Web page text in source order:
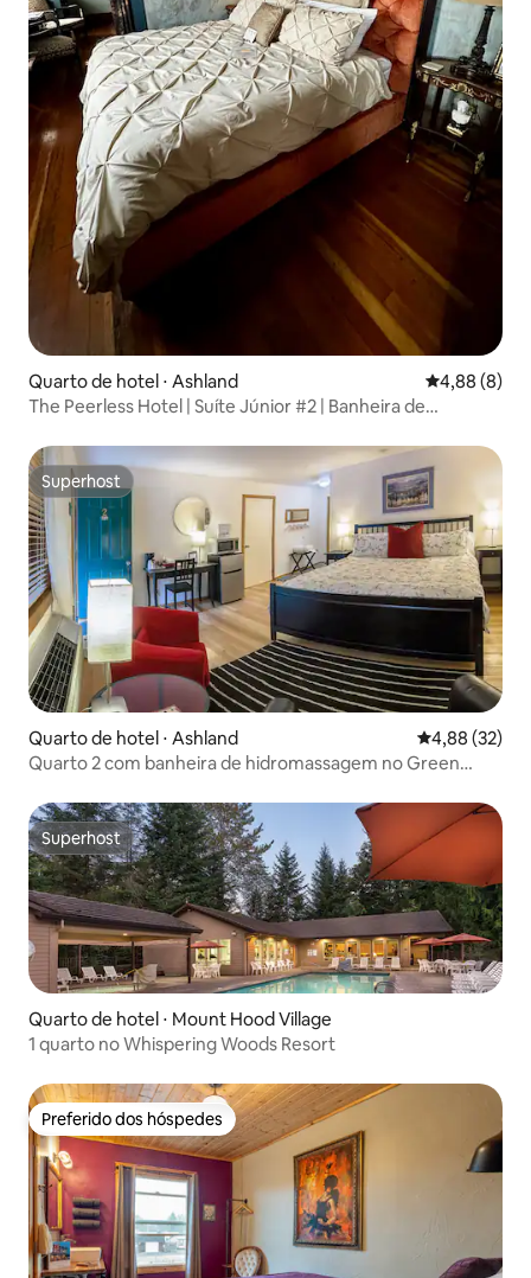
Quarto de hotel ⋅ Ashland 4,88 de uma
4,88 (8)
The Peerless Hotel | Suíte Júnior #2 | Banheira de
Superhost
Superhost
Quarto de hotel ⋅ Ashland 4,88 de uma
4,88 (32)
Quarto 2 com banheira de hidromassagem no Green
Superhost
Superhost
Quarto de hotel ⋅ Mount Hood Village
1 quarto no Whispering Woods Resort
Preferido dos hóspedes
Preferido dos hóspedes